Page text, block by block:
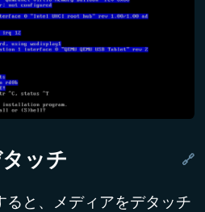
ッチ
ると、メディアをデタッチ